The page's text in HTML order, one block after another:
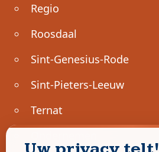
Regio
Roosdaal
Sint-Genesius-Rode
Sint-Pieters-Leeuw
Ternat